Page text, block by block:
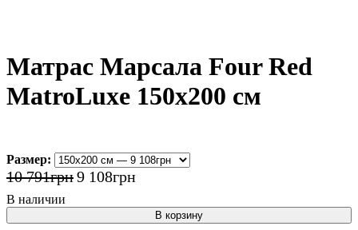
Матрас Марсала Four Red
MatroLuxe 150x200 см
Размер:
10 791грн9 108грн
В корзину